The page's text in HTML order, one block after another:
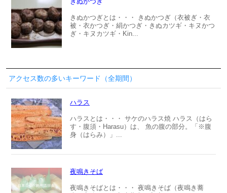
きぬかつぎとは・・・ きぬかつぎ（衣被ぎ・衣
被・衣かつぎ・絹かつぎ・きぬカツギ・キヌかつ
ぎ・キヌカツギ・Kin...
アクセス数の多いキーワード（全期間）
ハラス
ハラスとは・・・ サケのハラス焼 ハラス（はら
す・腹須・Harasu）は、 魚の腹の部分。「※腹
身（はらみ）」...
夜鳴きそば
夜鳴きそばとは・・・ 夜鳴きそば（夜鳴き蕎